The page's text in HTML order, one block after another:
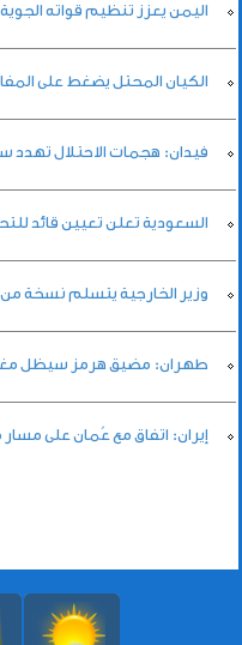
اليمن يعزز تنظيم قواته الجوية
الكيان المحتل يضغط على
فيدان: هجمات الاحتلال تهدد
السعودية تعلن تعيين قائد
وزير الخارجية يتسلم نسخة من
طهران: مضيق هرمز سيظل
إيران: اتفاق مع عُمان على